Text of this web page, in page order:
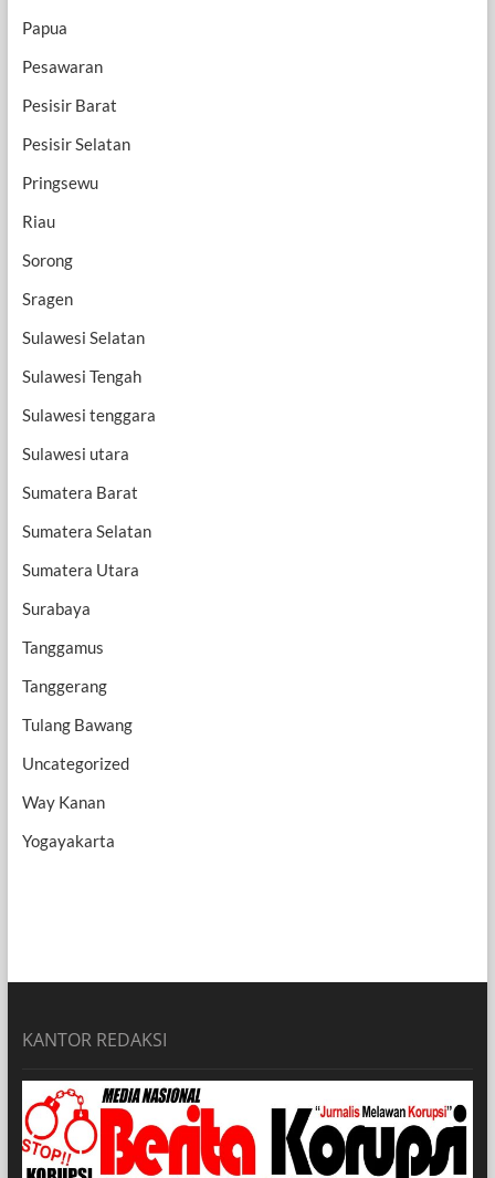
Papua
Pesawaran
Pesisir Barat
Pesisir Selatan
Pringsewu
Riau
Sorong
Sragen
Sulawesi Selatan
Sulawesi Tengah
Sulawesi tenggara
Sulawesi utara
Sumatera Barat
Sumatera Selatan
Sumatera Utara
Surabaya
Tanggamus
Tanggerang
Tulang Bawang
Uncategorized
Way Kanan
Yogayakarta
KANTOR REDAKSI